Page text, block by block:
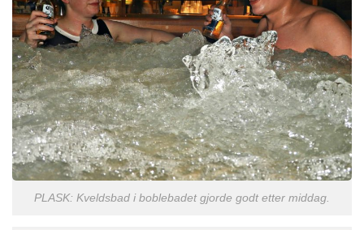
PLASK: Kveldsbad i boblebadet gjorde godt etter middag.